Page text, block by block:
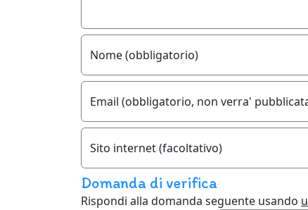
Nome (obbligatorio)
Email (obbligatorio, non verra'
Sito internet (facoltativo)
Domanda di verifica
Rispondi alla domanda seguente usando